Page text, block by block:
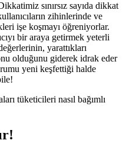
sınırsız sayıda dikkat
zihinlerinde ve
işe koşmayı öğreniyorlar.
bir araya getirmek yeterli
yarattıkları
olduğunu giderek idrak eder
yeni keşfettiği halde
tüketicileri nasıl bağımlı